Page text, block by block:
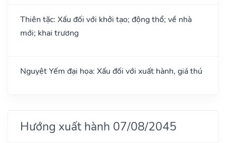
Thiên tặc: Xấu đối với khởi tạo; động thổ; về nhà
mới; khai trương
Nguyệt Yếm đại họa: Xấu đối với xuất hành, giá thú
Hướng xuất hành 07/08/2045